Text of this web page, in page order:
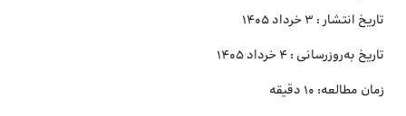
تاریخ انتشار : 3 خرداد 1405
تاریخ به‌روزرسانی : 4 خرداد 1405
زمان مطالعه: 10 دقیقه